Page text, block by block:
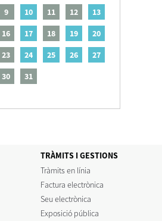
9 10 11 12
13
16 17 18 19
20
23 24 25 26
27
30 31
TRÀMITS I GESTIONS
Tràmits en línia
Factura electrònica
Seu electrònica
Exposició pública